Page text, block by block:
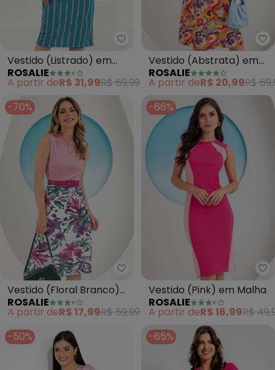
Rosalie - Vestido (Listrado) em
Vestido (Listrado) em
Malha
ROSALIE
A partir deR$ 31,99R$ 69,99
Vestido (Abstrata) em
Jersey Acetinado
ROSALIE
A partir deR$ 20,99R$
-70%
Rosalie - Vestido (Floral
Vestido (Floral Branco)
em Malha
ROSALIE
A partir deR$ 17,99R$ 59,99
-66%
Vestido (Pink) em Malha
ROSALIE
A partir deR$ 16,99R$
-50%
-65%